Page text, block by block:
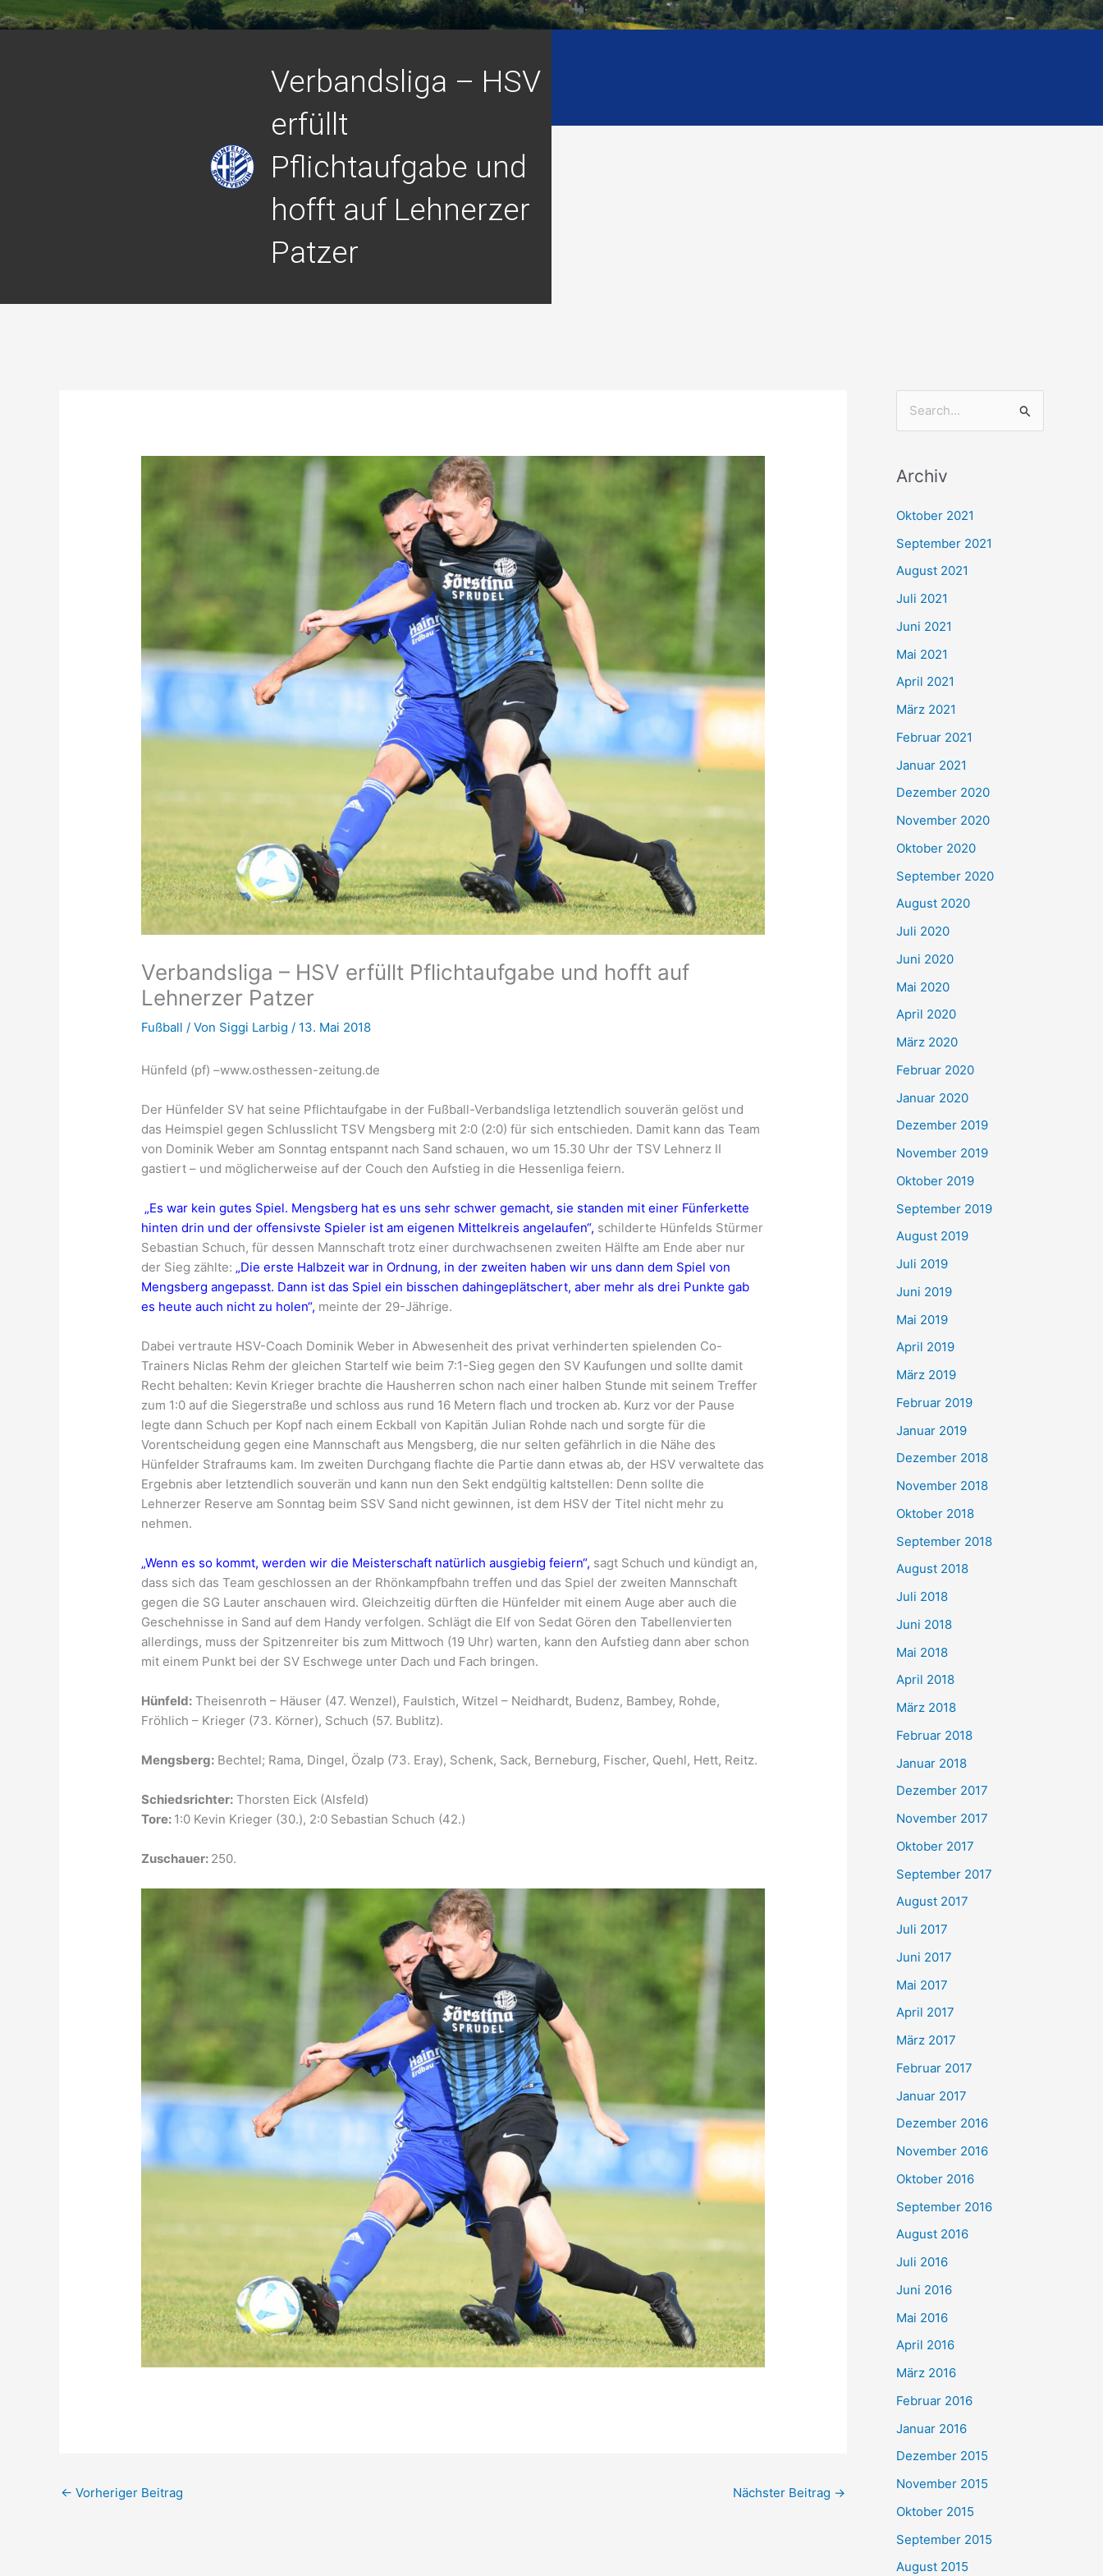
Verbandsliga – HSV
erfüllt
Pflichtaufgabe und
hofft auf Lehnerzer
Patzer
Verbandsliga – HSV erfüllt Pflichtaufgabe und hofft auf
Lehnerzer Patzer
Fußball / Von Siggi Larbig/ 13. Mai 2018
Hünfeld (pf) –www.osthessen-zeitung.de
Der Hünfelder SV hat seine Pflichtaufgabe in der Fußball-Verbandsliga letztendlich souverän gelöst und
das Heimspiel gegen Schlusslicht TSV Mengsberg mit 2:0 (2:0) für sich entschieden. Damit kann das Team
von Dominik Weber am Sonntag entspannt nach Sand schauen, wo um 15.30 Uhr der TSV Lehnerz II
gastiert – und möglicherweise auf der Couch den Aufstieg in die Hessenliga feiern.
„Es war kein gutes Spiel. Mengsberg hat es uns sehr schwer gemacht, sie standen mit einer Fünferkette
hinten drin und der offensivste Spieler ist am eigenen Mittelkreis angelaufen“, schilderte Hünfelds Stürmer
Sebastian Schuch, für dessen Mannschaft trotz einer durchwachsenen zweiten Hälfte am Ende aber nur
der Sieg zählte: „Die erste Halbzeit war in Ordnung, in der zweiten haben wir uns dann dem Spiel von
Mengsberg angepasst. Dann ist das Spiel ein bisschen dahingeplätschert, aber mehr als drei Punkte gab
es heute auch nicht zu holen“, meinte der 29-Jährige.
Dabei vertraute HSV-Coach Dominik Weber in Abwesenheit des privat verhinderten spielenden Co-
Trainers Niclas Rehm der gleichen Startelf wie beim 7:1-Sieg gegen den SV Kaufungen und sollte damit
Recht behalten: Kevin Krieger brachte die Hausherren schon nach einer halben Stunde mit seinem Treffer
zum 1:0 auf die Siegerstraße und schloss aus rund 16 Metern flach und trocken ab. Kurz vor der Pause
legte dann Schuch per Kopf nach einem Eckball von Kapitän Julian Rohde nach und sorgte für die
Vorentscheidung gegen eine Mannschaft aus Mengsberg, die nur selten gefährlich in die Nähe des
Hünfelder Strafraums kam. Im zweiten Durchgang flachte die Partie dann etwas ab, der HSV verwaltete das
Ergebnis aber letztendlich souverän und kann nun den Sekt endgültig kaltstellen: Denn sollte die
Lehnerzer Reserve am Sonntag beim SSV Sand nicht gewinnen, ist dem HSV der Titel nicht mehr zu
nehmen.
„Wenn es so kommt, werden wir die Meisterschaft natürlich ausgiebig feiern“, sagt Schuch und kündigt an,
dass sich das Team geschlossen an der Rhönkampfbahn treffen und das Spiel der zweiten Mannschaft
gegen die SG Lauter anschauen wird. Gleichzeitig dürften die Hünfelder mit einem Auge aber auch die
Geschehnisse in Sand auf dem Handy verfolgen. Schlägt die Elf von Sedat Gören den Tabellenvierten
allerdings, muss der Spitzenreiter bis zum Mittwoch (19 Uhr) warten, kann den Aufstieg dann aber schon
mit einem Punkt bei der SV Eschwege unter Dach und Fach bringen.
Hünfeld: Theisenroth – Häuser (47. Wenzel), Faulstich, Witzel – Neidhardt, Budenz, Bambey, Rohde,
Fröhlich – Krieger (73. Körner), Schuch (57. Bublitz).
Mengsberg: Bechtel; Rama, Dingel, Özalp (73. Eray), Schenk, Sack, Berneburg, Fischer, Quehl, Hett, Reitz.
Schiedsrichter: Thorsten Eick (Alsfeld)
Tore: 1:0 Kevin Krieger (30.), 2:0 Sebastian Schuch (42.)
Zuschauer: 250.
← Vorheriger Beitrag Nächster Beitrag →
h
e
n
h
:
Archiv
Oktober 2021
September 2021
August 2021
Juli 2021
Juni 2021
Mai 2021
April 2021
März 2021
Februar 2021
Januar 2021
Dezember 2020
November 2020
Oktober 2020
September 2020
August 2020
Juli 2020
Juni 2020
Mai 2020
April 2020
März 2020
Februar 2020
Januar 2020
Dezember 2019
November 2019
Oktober 2019
September 2019
August 2019
Juli 2019
Juni 2019
Mai 2019
April 2019
März 2019
Februar 2019
Januar 2019
Dezember 2018
November 2018
Oktober 2018
September 2018
August 2018
Juli 2018
Juni 2018
Mai 2018
April 2018
März 2018
Februar 2018
Januar 2018
Dezember 2017
November 2017
Oktober 2017
September 2017
August 2017
Juli 2017
Juni 2017
Mai 2017
April 2017
März 2017
Februar 2017
Januar 2017
Dezember 2016
November 2016
Oktober 2016
September 2016
August 2016
Juli 2016
Juni 2016
Mai 2016
April 2016
März 2016
Februar 2016
Januar 2016
Dezember 2015
November 2015
Oktober 2015
September 2015
August 2015